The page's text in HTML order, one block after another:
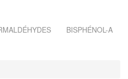
BISPHÉNOL-A